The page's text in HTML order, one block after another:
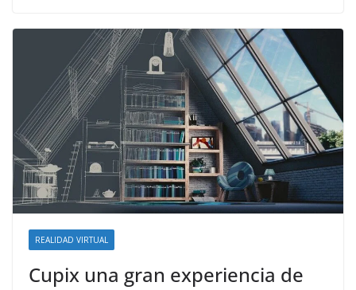
REALIDAD VIRTUAL
Cupix una gran experiencia de